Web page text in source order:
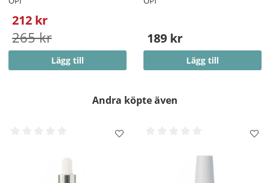
212 kr
265 kr
Lägg till
189 kr
Lägg till
Andra köpte även